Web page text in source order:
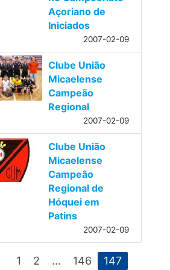
Açoriano de
Iniciados
2007-02-09
Clube União
Micaelense
Campeão
Regional
2007-02-09
Clube União
Micaelense
Campeão
Regional de
Hóquei em
Patins
2007-02-09
1 2 ... 146 147